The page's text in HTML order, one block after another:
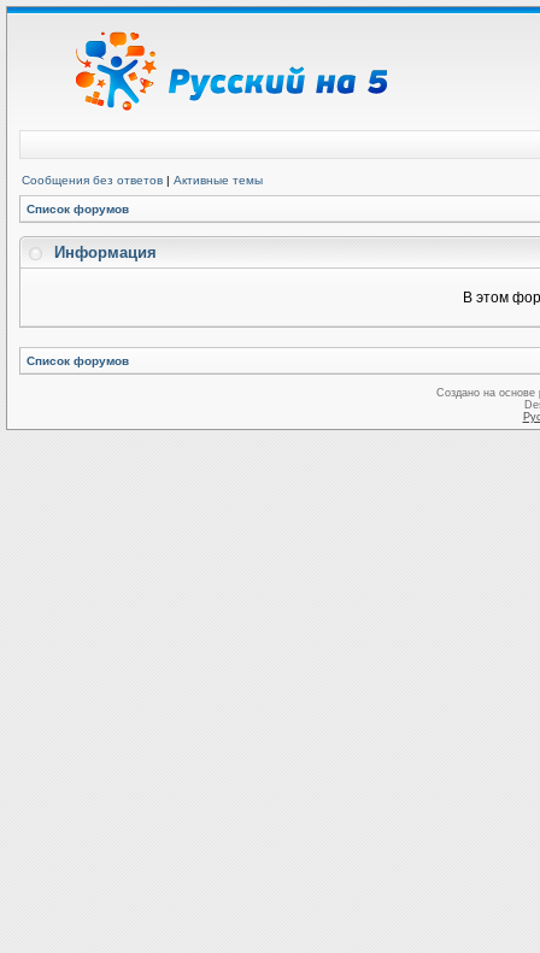
Сообщения без ответов | Активные темы
Список форумов
Информация
В этом
Список форумов
Создано на основе